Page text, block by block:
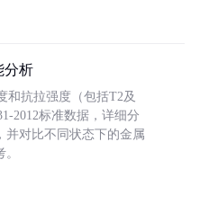
分析
和抗拉强度（包括T2及
2012标准数据，详细分
并对比不同状态下的金属